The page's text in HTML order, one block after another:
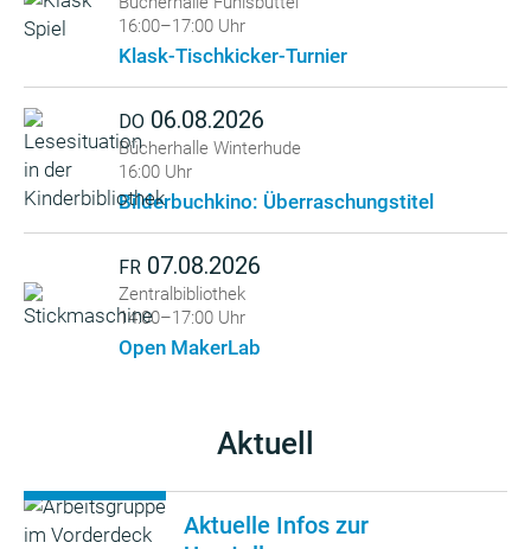
16:00–17:00 Uhr
Klask-Tischkicker-Turnier
DO 06.08.2026
Bücherhalle Winterhude
16:00 Uhr
Bilderbuchkino: Überraschungstitel
FR 07.08.2026
Zentralbibliothek
14:00–17:00 Uhr
Open MakerLab
Aktuell
Aktuelle Infos zur